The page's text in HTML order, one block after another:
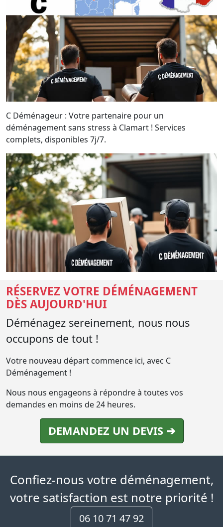
C Déménageur : Votre partenaire pour un
déménagement sans stress à Clamart ! Services
complets, disponibles 7j/7.
RÉSERVEZ VOTRE DÉMÉNAGEMENT
DÈS AUJOURD'HUI
Déménagez sereinement, nous nous
occupons de tout !
Votre nouveau départ commence ici, avec C
Déménagement !
Nous nous engageons à répondre à toutes vos
demandes en moins de 24 heures.
DEMANDEZ UN DEVIS ➔
Confiez-nous votre déménagement,
votre satisfaction est notre priorité !
06 10 71 47 92